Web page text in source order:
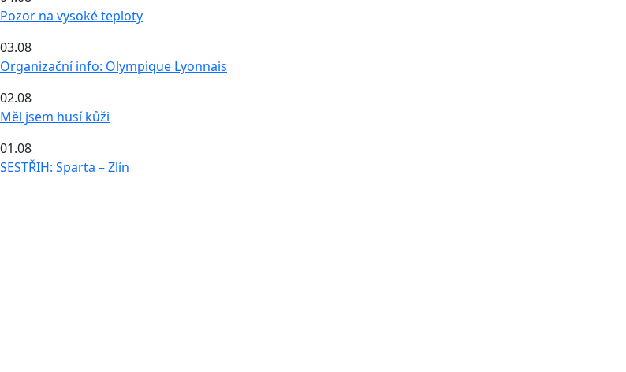
Pozor na vysoké teploty
03.08
Organizační info: Olympique Lyonnais
02.08
Měl jsem husí kůži
01.08
SESTŘIH: Sparta – Zlín